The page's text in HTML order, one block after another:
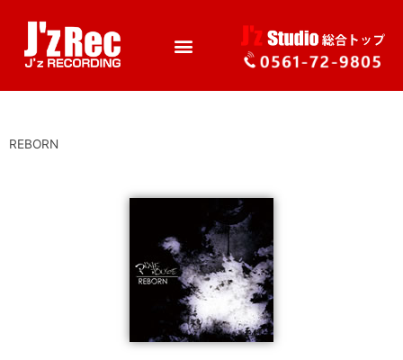
REBORN